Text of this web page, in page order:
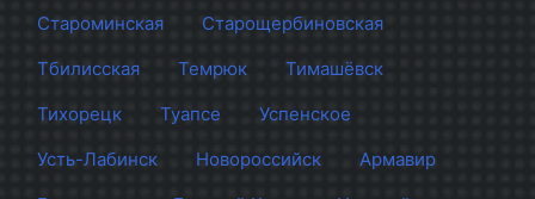
Староминская
Старощербиновская
Тбилисская
Темрюк
Тимашёвск
Тихорецк
Туапсе
Успенское
Усть-Лабинск
Новороссийск
Армавир